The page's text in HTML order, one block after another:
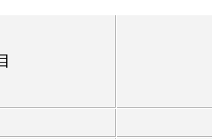
所数
･原材料、燃料、電力使用等
造業総合 の燃料費と電力も
造工程から生じた年間製造